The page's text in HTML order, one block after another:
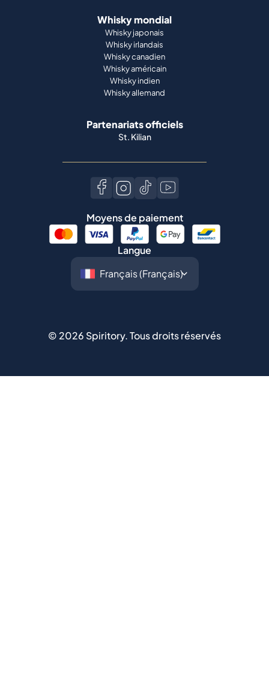
Whisky mondial
Whisky japonais
Whisky irlandais
Whisky canadien
Whisky américain
Whisky indien
Whisky allemand
Partenariats officiels
St. Kilian
Moyens de paiement
Langue
© 2026 Spiritory.Tous droits réservés